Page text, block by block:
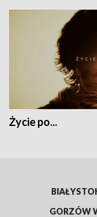
Życie po...
GORZÓW